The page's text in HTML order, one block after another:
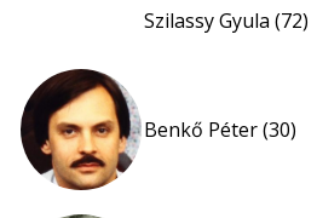
Szilassy Gyula (72)
Benkő Péter (30)